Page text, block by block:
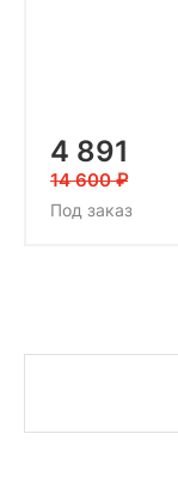
4 891
14 600
Под заказ